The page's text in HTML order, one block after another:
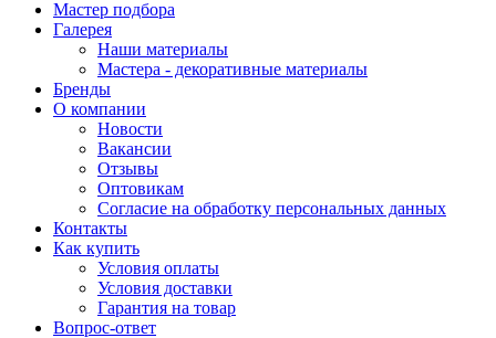
Мастер подбора
Галерея
Наши материалы
Мастера - декоративные материалы
Бренды
О компании
Новости
Вакансии
Отзывы
Оптовикам
Cогласие на обработку персональных данных
Контакты
Как купить
Условия оплаты
Условия доставки
Гарантия на товар
Вопрос-ответ